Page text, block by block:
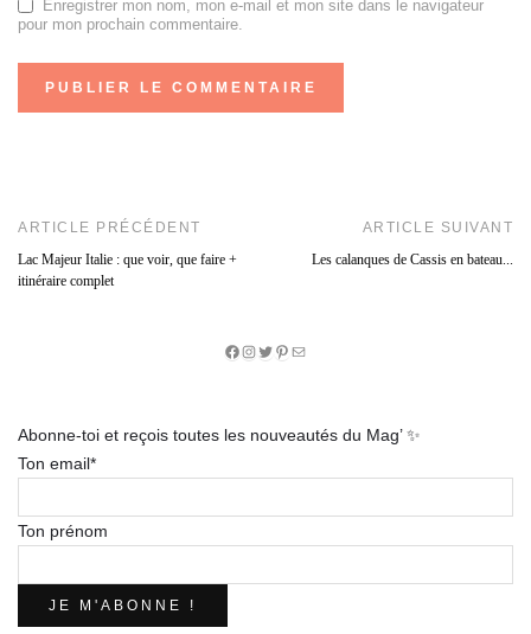
Enregistrer mon nom, mon e-mail et mon site dans le navigateur
pour mon prochain commentaire.
ARTICLE PRÉCÉDENT
Lac Majeur Italie : que voir, que faire +
itinéraire complet
ARTICLE SUIVANT
Les calanques de Cassis en bateau...
Facebook
Instagram
Twitter
Pinterest
E-
Abonne-toi et reçois toutes les nouveautés du Mag’ ✨
Ton email*
Ton prénom